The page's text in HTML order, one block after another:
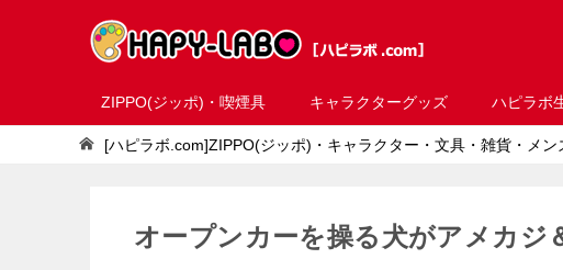
ZIPPO(ジッポ)・喫煙具 キャラクターグッズ ハピラボ
[ハピラボ.com]ZIPPO(ジッポ)・キャラクター・文具・雑貨・メン
オープンカーを操る犬がアメカジ